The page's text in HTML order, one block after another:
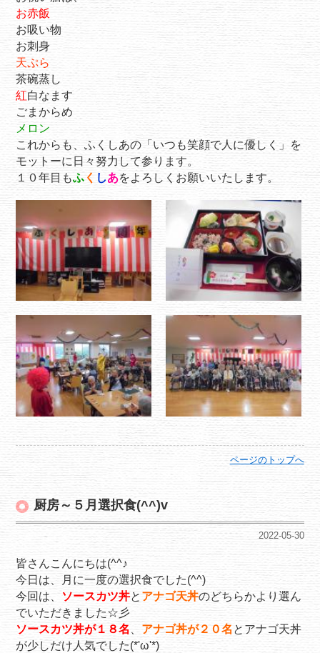
お赤飯
お吸い物
お刺身
天ぷら
茶碗蒸し
紅白なます
ごまからめ
メロン
これからも、ふくしあの「いつも笑顔で人に優しく」を
モットーに日々努力して参ります。
１０年目もふ く しあをよろしくお願いいたします。
ページのトップへ
厨房～５月選択食(^^)v
2022-05-30
皆さんこんにちは(^^♪
今日は、月に一度の選択食でした(^^)
今回は、 ソースカツ丼と アナゴ天丼のどちらかより選ん
でいただきました☆彡
ソースカツ丼が１８名
、 アナゴ丼が２０名 とアナゴ天丼
が少しだけ人気でした(*'ω'*)